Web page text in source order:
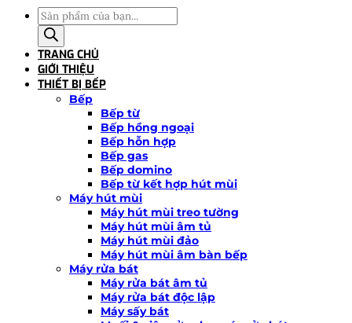
Tìm
kiếm
sản
phẩm
TRANG CHỦ
GIỚI THIỆU
THIẾT BỊ BẾP
Bếp
Bếp từ
Bếp hồng ngoại
Bếp hỗn hợp
Bếp gas
Bếp domino
Bếp từ kết hợp hút mùi
Máy hút mùi
Máy hút mùi treo tường
Máy hút mùi âm tủ
Máy hút mùi đảo
Máy hút mùi âm bàn bếp
Máy rửa bát
Máy rửa bát âm tủ
Máy rửa bát độc lập
Máy sấy bát